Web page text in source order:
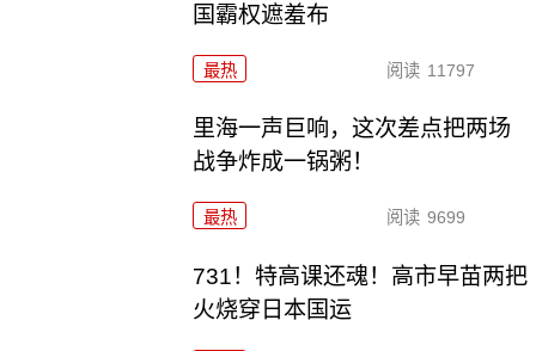
国霸权遮羞布
最热 阅读 11797
里海一声巨响，这次差点把两场
战争炸成一锅粥！
最热 阅读 9699
731！特高课还魂！高市早苗两把
火烧穿日本国运